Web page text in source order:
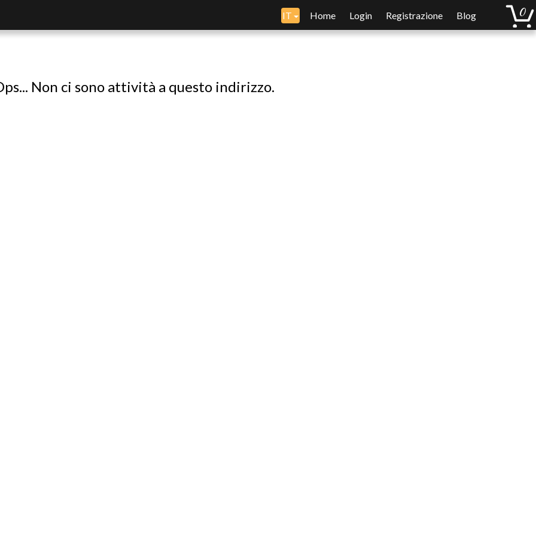
IT Home Login Registrazione Blog
Non ci sono attività a questo indirizzo.